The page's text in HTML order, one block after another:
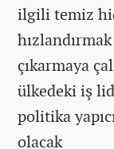
ilgili temiz
çıkarmaya
ülkedeki iş
politika
olacak